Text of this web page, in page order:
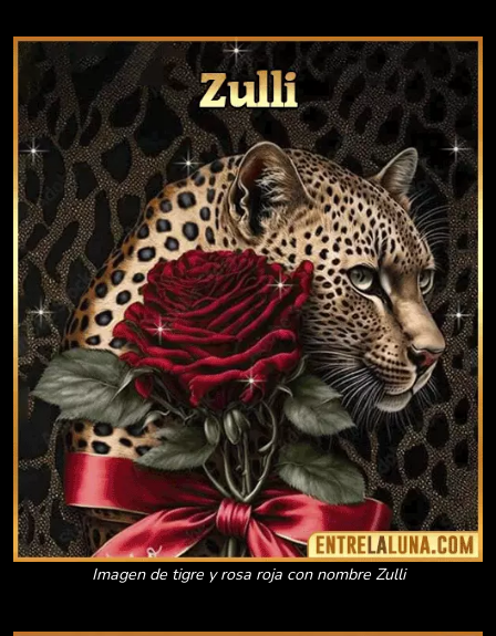
Imagen de tigre y rosa roja con nombre Zulli